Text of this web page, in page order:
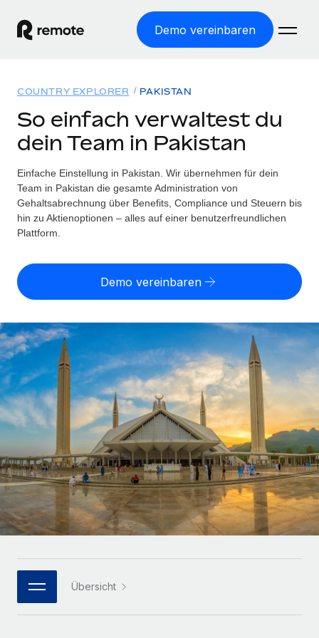
Demo vereinbaren
WELTWEITE BESCHÄFTIGUNG
Globale Payroll
Einfache, rechtssicher Payroll
Employer of Record
Weltweites Wachstum ohne Kosten für Niederlassungen
Contractor of Record
Rechtssichere, weltweite Arbeit mit Freelancer:innen
Globales Onboarding und Verwalten von
Freelancer:innen
PEO
Auslagern von komplexen HR-Aufgaben
INFRASTRUKTUR
Remote Embedded
Nahtlose Integration der HR in bestehende Abläufe
Plattform
Integrierte HR-Kernfunktionen für dein Team
MCP
Integrationen
Lösungen
WELTWEITE ABDECKUNG
Country Explorer
Länderspezifische Unterstützung bei der Einstellung
Einfache Einstellung in allen US-Bundesstaaten
WACHSTUMSPHASE
Startups
Agile HR- und Payroll-Lösungen für wachsende
Unternehmen
Mittelstand
Maßgeschneiderte HR-Lösungen, um Teams zu
vergrößern
Enterprise
Globale HR für Konzerne und Großunternehmen
PARTNER WERDEN
Flexible Einbettung von Global-HR-Funktionen in deine
Ressourcen
TOOLS UND RECHNER
Scheinselbstständigkeitsrisiko berechnen
Personalkostenrechner
Gesamtbeschäftigungskosten
Honorarzahlungen berechnen
Informationen zu möglichen Währungen und
Abwicklungsfristen für globale Freelancer:innen
LERNEN MIT REMOTE
Forschung und Leitfäden
Fallstudien
HR-Glossar
Bibliothek für Stellenbeschreibungen
Webinare
Preise
Nederlands
Français
Deutsch
Español
Italiano
Português (Portugal)
한국어
Anmelden
COUNTRY EXPLORER PAKISTAN
So einfach verwaltest du
dein Team in Pakistan
Einfache Einstellung in Pakistan. Wir übernehmen für dein
Team in Pakistan die gesamte Administration von
Gehaltsabrechnung über Benefits, Compliance und Steuern bis
hin zu Aktienoptionen – alles auf einer benutzerfreundlichen
Plattform.
Demo vereinbaren
Übersicht